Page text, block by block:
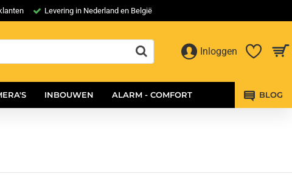
Levering in Nederland en België
Inloggen
INBOUWEN ALARM - COMFORT BLOG